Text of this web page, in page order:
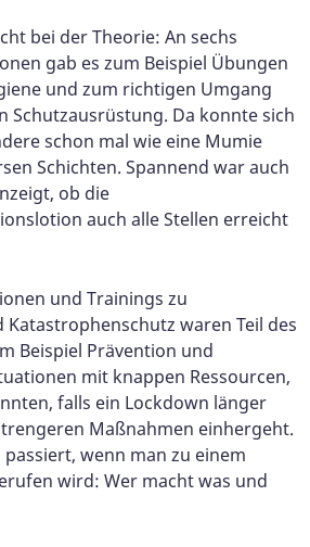
bei der Theorie: An sechs
gab es zum Beispiel Übungen
und zum richtigen Umgang
Schutzausrüstung. Da konnte sich
schon mal wie eine Mumie
Schichten. Spannend war auch
ob die
auch alle Stellen erreicht
und Trainings zu
waren Teil des
Beispiel Prävention und
mit knappen Ressourcen,
falls ein Lockdown länger
Maßnahmen einhergeht.
passiert, wenn man zu einem
wird: Wer macht was und